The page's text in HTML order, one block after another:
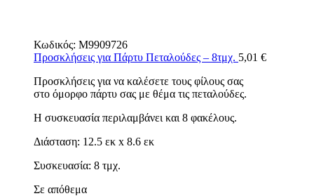
Κωδικός: M9909726
Προσκλήσεις για Πάρτυ Πεταλούδες – 8τμχ. 5,01 €
Προσκλήσεις για να καλέσετε τους φίλους σας
στο όμορφο πάρτυ σας με θέμα τις πεταλούδες.
Η συσκευασία περιλαμβάνει και 8 φακέλους.
Διάσταση: 12.5 εκ x 8.6 εκ
Συσκευασία: 8 τμχ.
Σε απόθεμα